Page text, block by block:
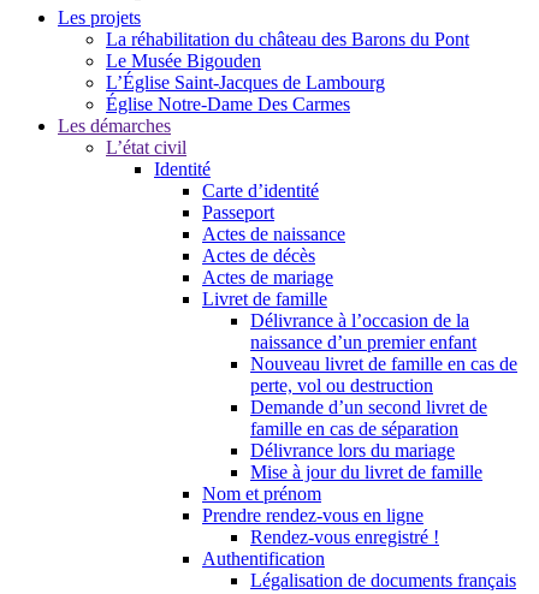
Les projets
La réhabilitation du château des Barons du Pont
Le Musée Bigouden
L’Église Saint-Jacques de Lambourg
Église Notre-Dame Des Carmes
Les démarches
L’état civil
Identité
Carte d’identité
Passeport
Actes de naissance
Actes de décès
Actes de mariage
Livret de famille
Délivrance à l’occasion de la
naissance d’un premier enfant
Nouveau livret de famille en cas de
perte, vol ou destruction
Demande d’un second livret de
famille en cas de séparation
Délivrance lors du mariage
Mise à jour du livret de famille
Nom et prénom
Prendre rendez-vous en ligne
Rendez-vous enregistré !
Authentification
Légalisation de documents français